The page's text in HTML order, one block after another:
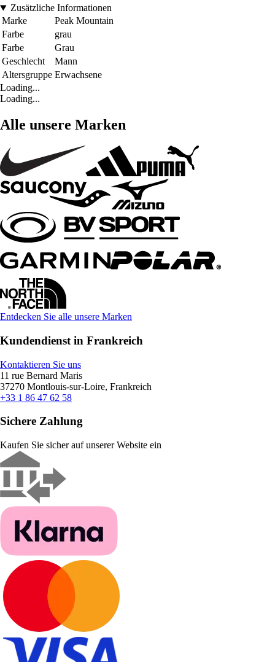
Zusätzliche Informationen
Marke
Peak Mountain
Farbe
grau
Farbe
Grau
Geschlecht
Mann
Altersgruppe Erwachsene
Loading...
Loading...
Alle unsere Marken
Entdecken Sie alle unsere Marken
Kundendienst in Frankreich
Kontaktieren Sie uns
11 rue Bernard Maris
37270 Montlouis-sur-Loire, Frankreich
+33 1 86 47 62 58
Sichere Zahlung
Kaufen Sie sicher auf unserer Website ein